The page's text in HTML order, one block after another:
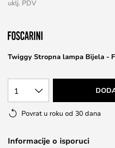
beginning
the
gallery
Twiggy Stropna lampa Bijela -
uklj. PDV
1
Povrat u roku od 30 dana
Informacije o isporuci